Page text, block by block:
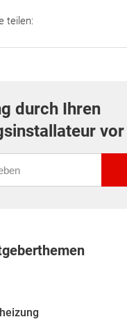
teilen:
durch Ihren